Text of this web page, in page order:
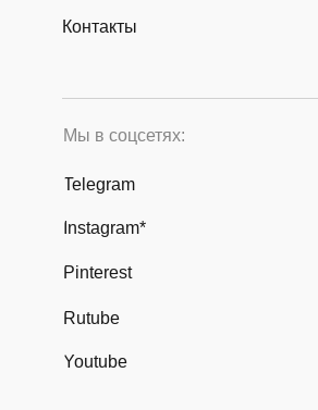
Мы в соцсетях:
Instagram*
Telegram
Контакты
Pinterest
Rutube
Youtube